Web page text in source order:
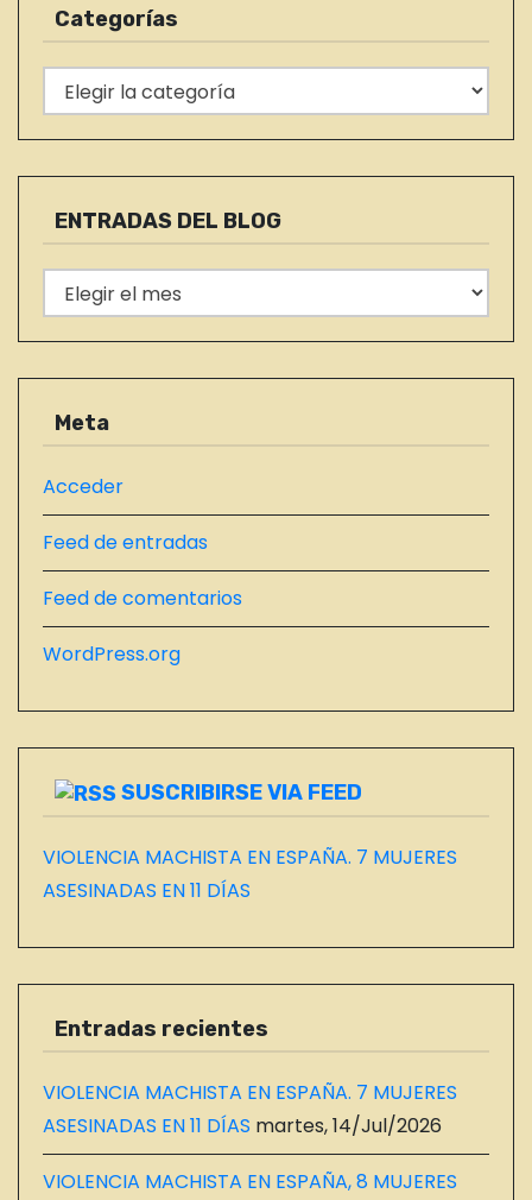
t
r
a
s
Categorías
a
t
e
í
a
s
ENTRADAS DEL BLOG
N
T
R
A
S
D
B
O
G
Meta
Acceder
Feed de entradas
Feed de comentarios
WordPress.org
SUSCRIBIRSE VIA FEED
VIOLENCIA MACHISTA EN ESPAÑA. 7 MUJERES
ASESINADAS EN 11 DÍAS
Entradas recientes
VIOLENCIA MACHISTA EN ESPAÑA. 7 MUJERES
ASESINADAS EN 11 DÍAS martes, 14/Jul/2026
VIOLENCIA MACHISTA EN ESPAÑA, 8 MUJERES